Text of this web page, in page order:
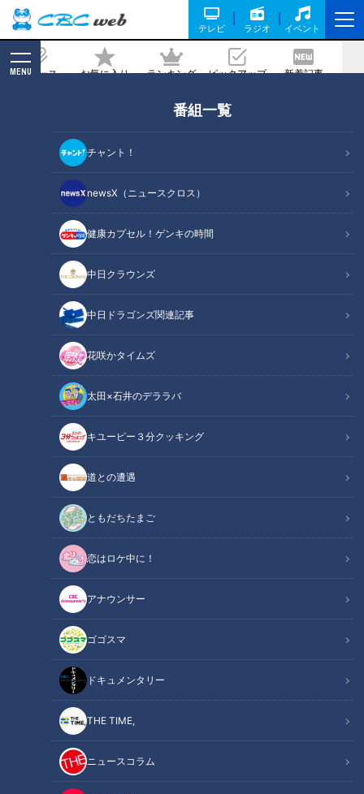
テレビ ラジオ イベント
ニュース お気に入り ランキング ピックアップ 新着記事
MENU
番組一覧
チャント！
newsX（ニュースクロス）
健康カプセル！ゲンキの時間
中日クラウンズ
中日ドラゴンズ関連記事
花咲かタイムズ
太田×石井のデララバ
キユーピー３分クッキング
道との遭遇
ともだちたまご
恋はロケ中に！
アナウンサー
ゴゴスマ
ドキュメンタリー
THE TIME,
ニュースコラム
られる”理由は？ それでも「育成続け
る」＃あれから私は
2021/03/12 11:07
チャント！
「チャント！」特集
東日本大震災でも被災者の捜索で活躍した「災害救助犬」。
この10年、全国で災害救助犬の数は増えたものの、活躍の機
会が十分にあったとは言えない状況です。
一体、なぜなのか…災害救助犬の今を取材しました。
災害現場で生存者を探す「災害救助犬」
災害救助犬の活躍に必要な「指導手」が増えない
東日本大震災の時も活動 指導手に聞く「課題」
訓練で能力を披露 相手は「消防隊員」
オススメ関連コンテンツ